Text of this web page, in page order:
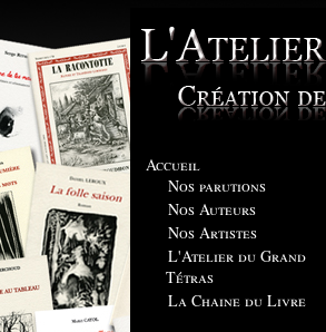
Accueil
Nos parutions
Nos Auteurs
Nos Artistes
L'Atelier du Grand
Tétras
La Chaine du Livre